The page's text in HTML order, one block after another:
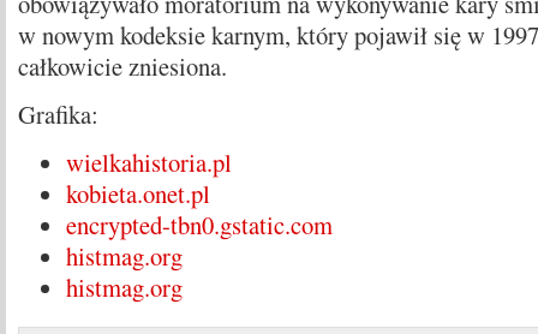
w nowym kodeksie karnym, który pojawił się w
całkowicie zniesiona.
Grafika:
wielkahistoria.pl
kobieta.onet.pl
encrypted-tbn0.gstatic.com
histmag.org
histmag.org